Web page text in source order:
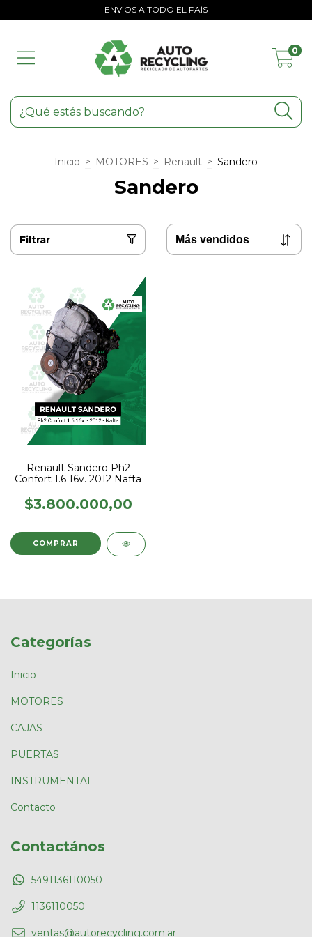
ENVÍOS A TODO EL PAÍS
0
Inicio > MOTORES > Renault > Sandero
Sandero
Filtrar
Renault Sandero Ph2
Confort 1.6 16v. 2012 Nafta
$3.800.000,00
Categorías
Inicio
MOTORES
CAJAS
PUERTAS
INSTRUMENTAL
Contacto
Contactános
5491136110050
1136110050
ventas@autorecycling.com.ar